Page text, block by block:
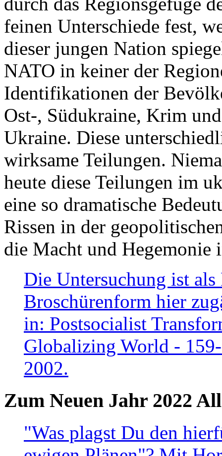
feinen Unterschiede fest,
dieser jungen Nation
NATO in keiner der
Identifikationen der
Ost-, Südukraine, Krim
Ukraine. Diese
wirksame Teilungen.
heute diese Teilungen im
eine so dramatische
Rissen in der
die Macht und Hegemonie
Die Untersuchung ist
Broschürenform hier
in: Postsocialist
Globalizing World -
2002.
Zum Neuen Jahr 2022
"Was plagst Du den